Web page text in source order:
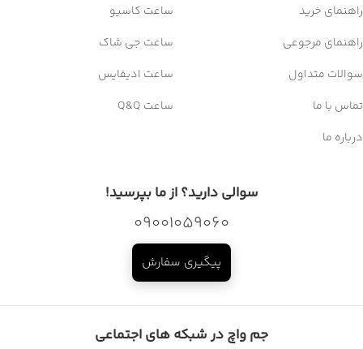
راهنمای خرید
راهنمای مرجوعی
سوالات متداول
تماس با ما
درباره ما
ساعت کاسیو
ساعت جی شاک
ساعت ادیفایس
ساعت Q&Q
سوالی دارید؟ از ما بپرسید!
09001059060
پیگیری سفارش
جم واچ در شبکه های اجتماعی